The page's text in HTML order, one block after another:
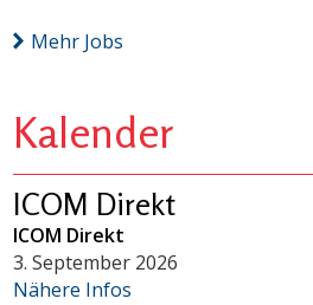
Mehr Jobs
Kalender
ICOM Direkt
ICOM Direkt
3. September 2026
Nähere Infos